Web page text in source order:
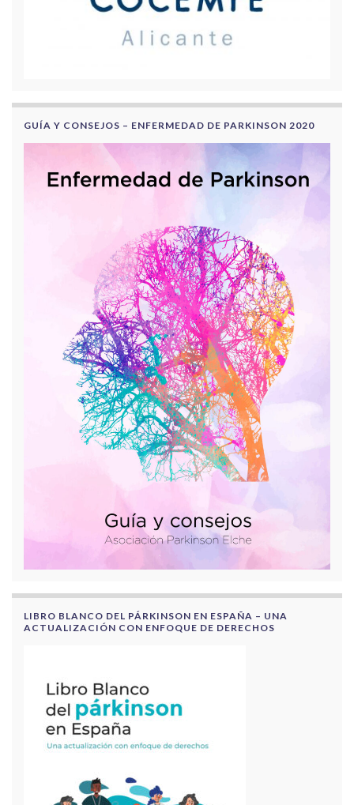
GUÍA Y CONSEJOS – ENFERMEDAD DE PARKINSON 2020
LIBRO BLANCO DEL PÁRKINSON EN ESPAÑA – UNA
ACTUALIZACIÓN CON ENFOQUE DE DERECHOS